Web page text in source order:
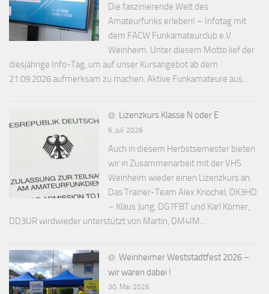
Die faszinierende Welt des
Amateurfunks erleben! – Infotag mit
dem FACW Funkamateurclub e.V.
Weinheim. Unter diesem Motto lief der
diesjährige Info-Tag, um auf unser Kursangebot ab dem
21.09.2026 aufmerksam zu machen. Aktive Funkamateure aus...
Lizenzkurs Klasse N oder E
6. Juli 2026
Auch in diesem Herbstsemester bieten
wir in Zusammenarbeit mit der VHS
Weinheim wieder einen Lizenzkurs an.
Das Trainer-Team Alex Knochel, DK3HD
– Klaus Jung, DG7FBT und Karl Körner,
DD3UR wirdwieder unterstützt von Martin, DM4IM...
Weinheimer Weststadtfest 2026 –
wir waren dabei !
30. Mai 2026